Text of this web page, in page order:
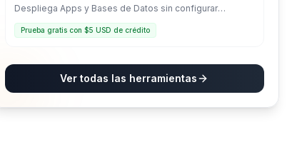
Despliega Apps y Bases de Datos sin configurar
Prueba gratis con $5 USD de crédito
Ver todas las herramientas